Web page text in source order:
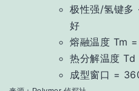
极性强/氢键
好
熔融温度 Tm
热分解温度
成型窗口 =